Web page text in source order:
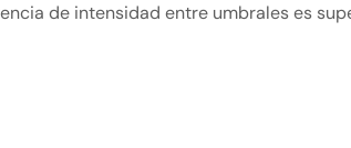
de intensidad entre umbrales es